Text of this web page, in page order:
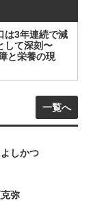
は3年連続で減
して深刻〜
と栄養の現
一覧へ
しかつ
弥